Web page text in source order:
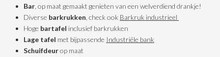
Bar, op maat gemaakt genieten van een welverdiend drankje!
Diverse barkrukken, check ook Barkruk industrieel
Hoge bartafel inclusief barkrukken
Lage tafel met bijpassende Industriële bank
Schuifdeurop maat